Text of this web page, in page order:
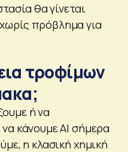
θα γίνεται
πρόβλημα για
τροφίμων
ή να
κάνουμε AI σήμερα
η κλασική χημική